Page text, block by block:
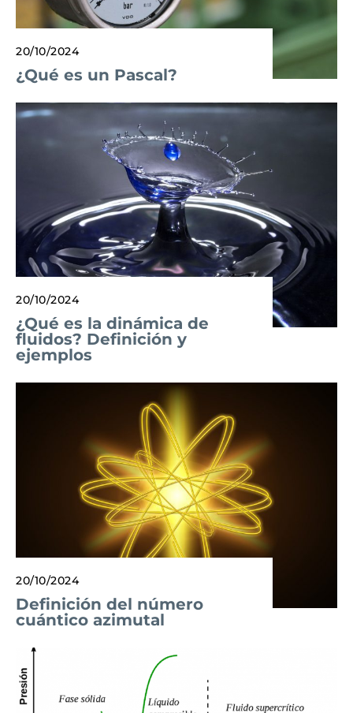
20/10/2024
¿Qué es un Pascal?
20/10/2024
¿Qué es la dinámica de
fluidos? Definición y
ejemplos
20/10/2024
Definición del número
cuántico azimutal